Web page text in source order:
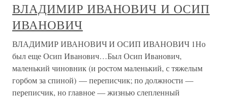
ВЛАДИМИР ИВАНОВИЧ И ОСИП
ИВАНОВИЧ
ВЛАДИМИР ИВАНОВИЧ И ОСИП ИВАНОВИЧ 1Но
был еще Осип Иванович…Был Осип Иванович,
маленький чиновник (и ростом маленький, с тяжелым
горбом за спиной) — переписчик; по должности —
переписчик, но главное — жизнью слепленный